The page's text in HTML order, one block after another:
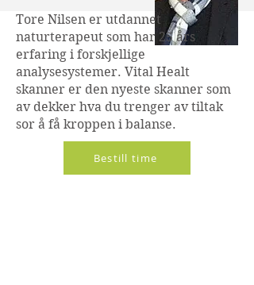
Tore Nilsen er utdannet
naturterapeut som har 25 års
erfaring i forskjellige
analysesystemer. Vital Healt
skanner er den nyeste skanner som
av dekker hva du trenger av tiltak
sor å få kroppen i balanse.
Bestill time